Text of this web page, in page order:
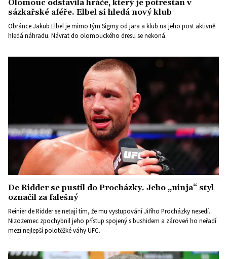
Olomouc odstavila hráče, který je potrestán v
sázkařské aféře. Elbel si hledá nový klub
Obránce Jakub Elbel je mimo tým Sigmy od jara a klub na jeho post aktivně
hledá náhradu. Návrat do olomouckého dresu se nekoná.
De Ridder se pustil do Procházky. Jeho „ninja“ styl
označil za falešný
Reinier de Ridder se netají tím, že mu vystupování Jiřího Procházky nesedí.
Nizozemec zpochybnil jeho přístup spojený s bushidem a zároveň ho neřadí
mezi nejlepší polotěžké váhy UFC.